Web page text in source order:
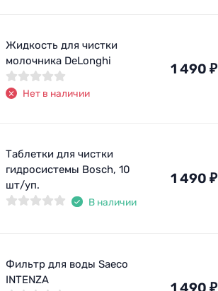
Жидкость для чистки
молочника DeLonghi
Нет в наличии
1 490 ₽
Таблетки для чистки
гидросистемы Bosch, 10
шт/уп.
В наличии
1 490 ₽
Фильтр для воды Saeco
INTENZA
1 490 ₽